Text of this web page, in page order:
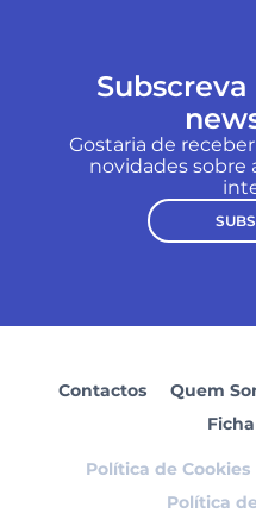
Gostaria de
novidades sobre
Contactos Quem
Política de Cookies
Política